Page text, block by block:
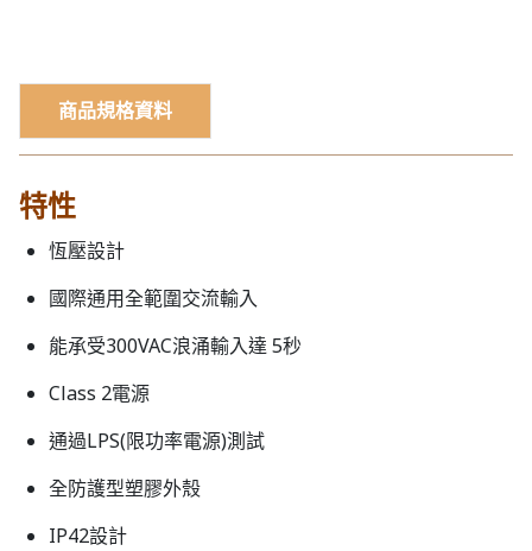
商品規格資料
特性
恆壓設計
國際通用全範圍交流輸入
能承受300VAC浪涌輸入達 5秒
Class 2電源
通過LPS(限功率電源)測試
全防護型塑膠外殼
IP42設計